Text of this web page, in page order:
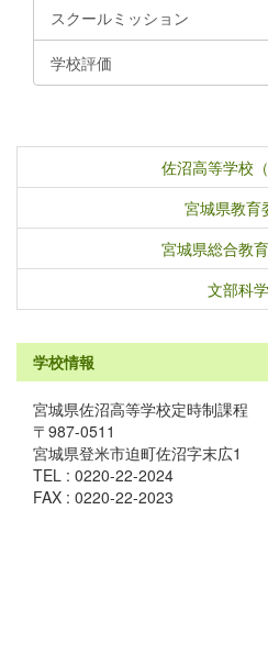
スクールミッション
学校評価
佐沼高等学校（
宮城県教育
宮城県総合教
文部科
学校情報
宮城県佐沼高等学校定時制課程
〒987-0511
宮城県登米市迫町佐沼字末広1
TEL : 0220-22-2024
FAX : 0220-22-2023